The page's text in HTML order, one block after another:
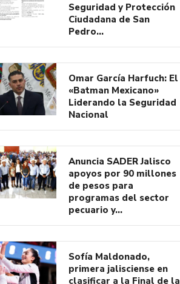
Seguridad y Protección
Ciudadana de San
Pedro…
Omar García Harfuch: El
«Batman Mexicano»
Liderando la Seguridad
Nacional
Anuncia SADER Jalisco
apoyos por 90 millones
de pesos para
programas del sector
pecuario y…
Sofía Maldonado,
primera jalisciense en
clasificar a la Final de la